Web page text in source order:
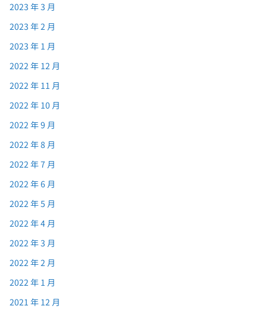
2023 年 3 月
2023 年 2 月
2023 年 1 月
2022 年 12 月
2022 年 11 月
2022 年 10 月
2022 年 9 月
2022 年 8 月
2022 年 7 月
2022 年 6 月
2022 年 5 月
2022 年 4 月
2022 年 3 月
2022 年 2 月
2022 年 1 月
2021 年 12 月